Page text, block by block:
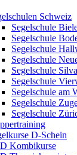
Schweiz
Segelschule
Segelschule
Segelschule
Segelschule
Segelschule
Segelschule
Segelschule am
Segelschule
Segelschule
D-Schein
Kombikurse